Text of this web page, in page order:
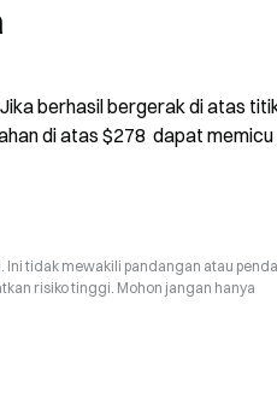
berhasil bergerak di atas
di atas $278  dapat memicu
Ini tidak mewakili pandangan atau
risiko tinggi. Mohon jangan hanya